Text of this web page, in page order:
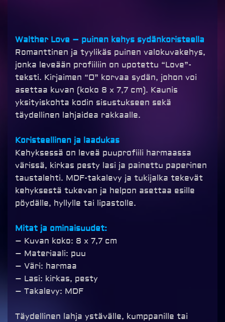
Walther Love – puinen kehys sydänkoristeella
Romanttinen ja tyylikäs puinen valokuvakehys,
jonka leveään profiiliin on upotettu “Love”-
teksti. Kirjaimen “O” korvaa sydän, johon voi
asettaa kuvan (koko 8 x 7,7 cm). Kaunis
yksityiskohta kodin sisustukseen sekä
täydellinen lahjaidea rakkaalle.
Koristeellinen ja laadukas
Kehyksessä on leveä puuprofiili harmaassa
värissä, kirkas pesty lasi ja painettu paperinen
taustalehti. MDF-takalevy ja tukijalka tekevät
kehyksestä tukevan ja helpon asettaa esille
pöydälle, hyllylle tai lipastolle.
Mitat ja ominaisuudet:
– Kuvan koko: 8 x 7,7 cm
– Materiaali: puu
– Väri: harmaa
– Lasi: kirkas, pesty
– Takalevy: MDF
Täydellinen lahja ystävälle, kumppanille tai